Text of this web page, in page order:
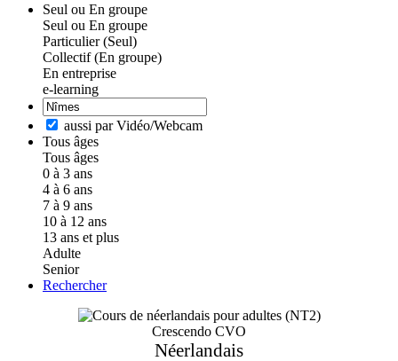
Seul ou En groupe
Seul ou En groupe
Particulier (Seul)
Collectif (En groupe)
En entreprise
e-learning
aussi par Vidéo/Webcam
Tous âges
Tous âges
0 à 3 ans
4 à 6 ans
7 à 9 ans
10 à 12 ans
13 ans et plus
Adulte
Senior
Rechercher
Crescendo CVO
Néerlandais